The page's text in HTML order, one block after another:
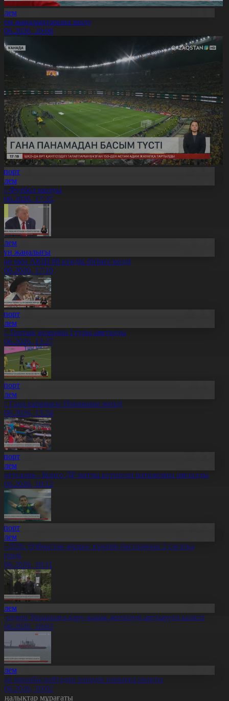
жаңалықтарына шолу
20:08
Футбол шолуы
17:35
жаңалығы
мен АҚШ 60 күндік бітімге келді
17:10
Топтық кезеңнің І туры аяқталды
13:27
Гана құрамасы Панаманы жеңді
13:24
- Конго ДР матчы күтпеген нәтижемен аяқталды
10:12
2026: Өзбекстан жұмыс күнінің басталауын 2 сағатқа
10:11
елдері Украинаға қару-жарақ жеткізуді арттыруға келісті
10:03
мұнайы қайтадан әлемдік нарыққа шықты
10:02
мұрағаты